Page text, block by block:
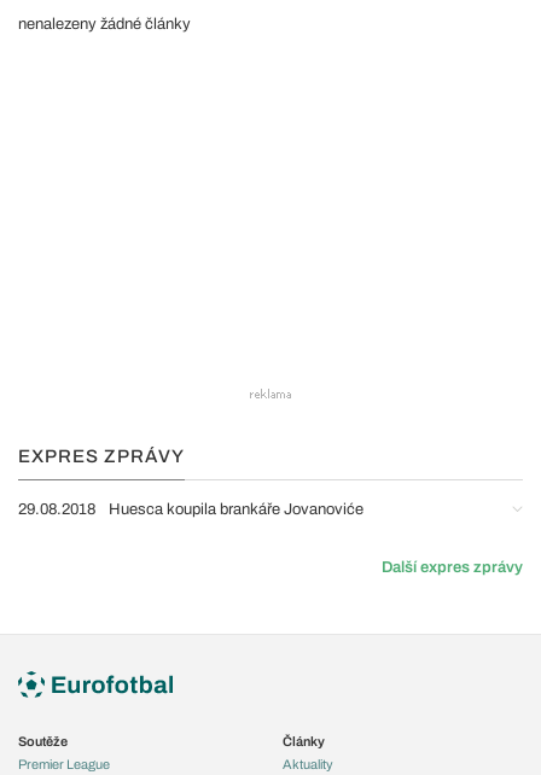
nenalezeny žádné články
EXPRES ZPRÁVY
29.08.2018 Huesca koupila brankáře Jovanoviće
Další expres zprávy
Soutěže
Premier League
Články
Aktuality